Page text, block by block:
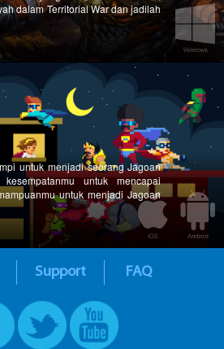
dalam Territorial War dan jadilah
untuk menjadi seorang Jagoan
untuk mencapai
untuk menjadi Jagoan
Support FAQ